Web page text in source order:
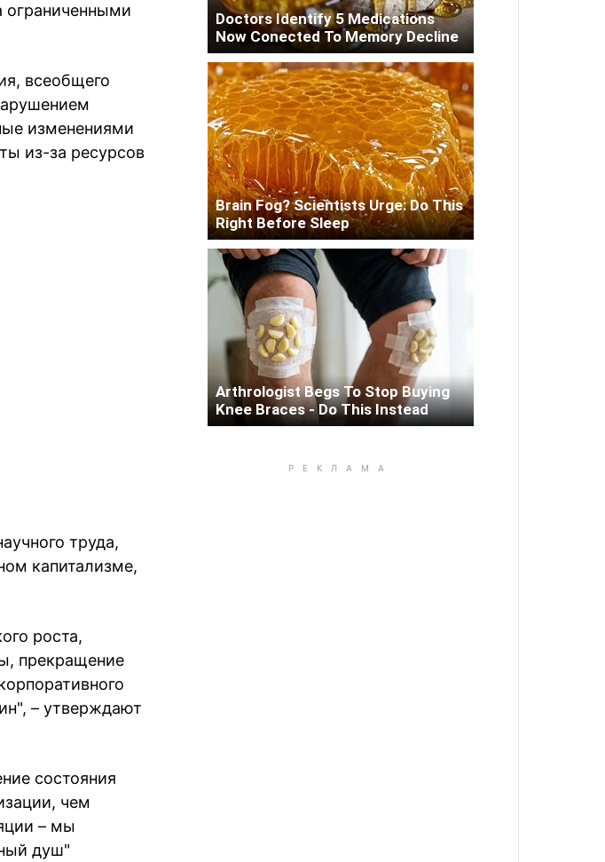
ограниченными
всеобщего
изменениями
из-за ресурсов
труда,
капитализме,
роста,
прекращение
– утверждают
состояния
чем
– мы
душ"